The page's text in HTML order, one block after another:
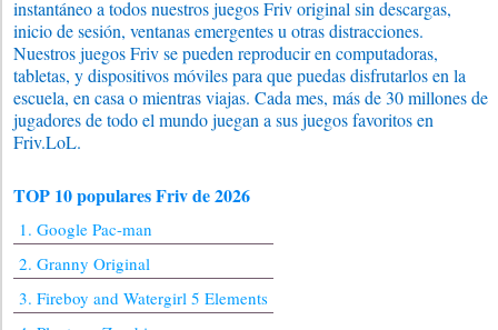
instantáneo a todos nuestros juegos Friv original sin descargas,
inicio de sesión, ventanas emergentes u otras distracciones.
Nuestros juegos Friv se pueden reproducir en computadoras,
tabletas, y dispositivos móviles para que puedas disfrutarlos en la
escuela, en casa o mientras viajas. Cada mes, más de 30 millones de
jugadores de todo el mundo juegan a sus juegos favoritos en
Friv.LoL.
TOP 10 populares Friv de 2026
1. Google Pac-man
2. Granny Original
3. Fireboy and Watergirl 5 Elements